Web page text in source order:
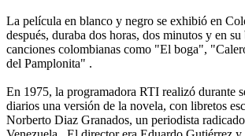
La película en blanco y negro se exhibió en
después, duraba dos horas, dos minutos y en
canciones colombianas como "El boga",
del Pamplonita" .
En 1975, la programadora RTI realizó durante
diarios una versión de la novela, con libretos
Norberto Diaz Granados, un periodista